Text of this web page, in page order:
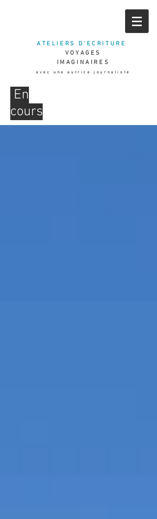
ATELIERS D'ECRITURE
VOYAGES
IMAGINAIRES
avec une autrice journaliste
En
cours